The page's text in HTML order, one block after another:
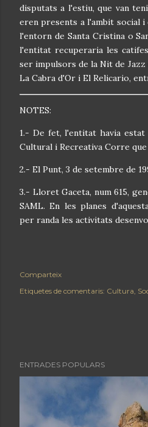
disputats a l'estiu, que van
eren presents a l'ambit social i
l'entorn de Santa Cristina o
l'entitat recuperaria les
ser impulsors de la Nit de
La Cabra d'Or i El Relicario,
NOTES:
1.- De fet, l'entitat havia estat
Cultural i Recreativa Corre que
2.- El Punt, 3 de setembre de
3.- Lloret Gaceta, num 615,
SAML. En les planes
per randa les activitats
Comparteix
Etiquetes de comentaris: Cultura
ENTRADES POPULARS